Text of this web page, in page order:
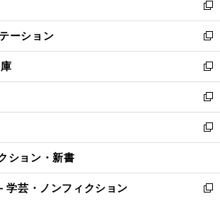
く
で
開
く
い
ウ
ィ
ン
ド
ウ
で
開
く
新
し
い
ウ
ィ
ン
ド
ウ
で
開
ーション
新
し
い
ウ
ィ
ン
ド
ウ
開
く
新
し
い
ウ
ィ
ン
ウ
で
新
し
い
ウ
ン
ド
新
し
ウ
ィ
ション・新書
学芸・ノンフィクション
新